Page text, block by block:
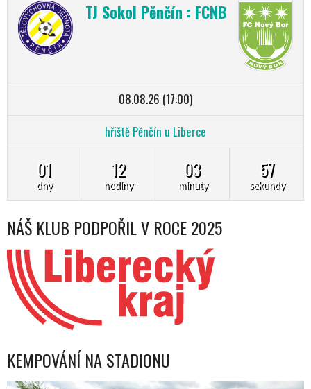
TJ Sokol Pěnčín : FCNB
08.08.26 (17:00)
hřiště Pěnčín u Liberce
01
dny
12
hodiny
03
minuty
56
sekundy
NÁŠ KLUB PODPOŘIL V ROCE 2025
KEMPOVÁNÍ NA STADIONU